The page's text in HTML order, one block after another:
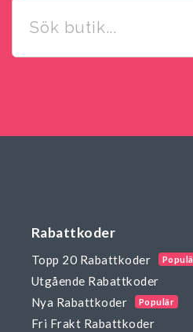
Rabattkoder
Topp 20 Rabattkoder
Utgående Rabattkoder
Nya Rabattkoder
Populär
Fri Frakt Rabattkoder